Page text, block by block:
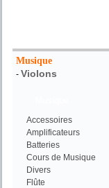
Musique
- Violons
Accessoires
Amplificateurs
Batteries
Cours de Musique
Divers
Flûte